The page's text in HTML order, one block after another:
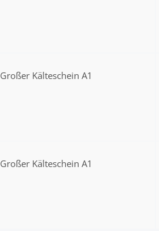
Großer Kälteschein A1
Großer Kälteschein A1